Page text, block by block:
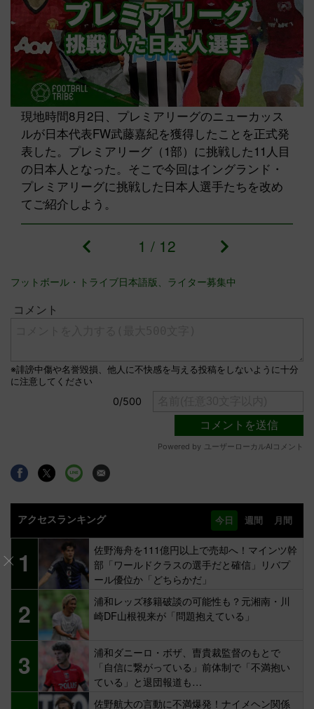
現地時間8月2日、プレミアリーグのニューカッス
ルが日本代表FW武藤嘉紀を獲得したことを正式発
表した。プレミアリーグ（1部）に挑戦した11人目
の日本人となった。そこで今回はイングランド・
プレミアリーグに挑戦した日本人選手たちを改め
てご紹介しよう。
1 / 12
フットボール・トライブ日本語版、ライター募集中
アクセスランキング 今日 週間 月間
1
佐野海舟を111億円以上で売却へ！マインツ幹
部「ワールドクラスの選手だと確信」リバプ
ール優位か「どちらかだ」
2
浦和レッズ移籍破談の可能性も？元湘南・川
崎DF山根視来が「問題抱えている」
3
浦和ダニーロ・ボザ、曺貴裁監督のもとで
「自信に繋がっている」前体制で「不満抱い
ている」と退団報道も…
佐野航大の言動に不満爆発！ナイメヘン関係